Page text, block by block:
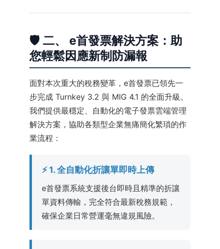
🛡️ 二、 e首發票解決方案：助
您輕鬆因應新制防漏報
面對本次重大的稅務變革，e首發票已領先一
步完成 Turnkey 3.2 與 MIG 4.1 的全面升級。
我們提供最穩定、自動化的電子發票雲端管理
解決方案，協助各類型企業無痛簡化繁瑣的作
業流程：
⚡ 1. 全自動化折讓單即時上傳
e首發票系統支援後台即時且精準的折讓
單資料傳輸，完全符合最新稅務規範，
確保企業日常營運毫無違規風險。